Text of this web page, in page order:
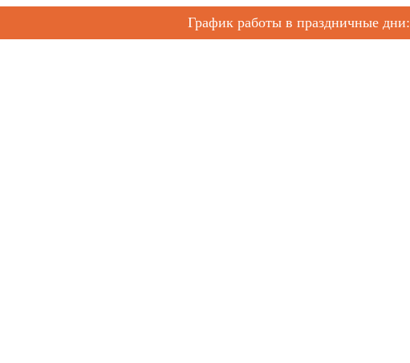
График работы в праздничные дни: